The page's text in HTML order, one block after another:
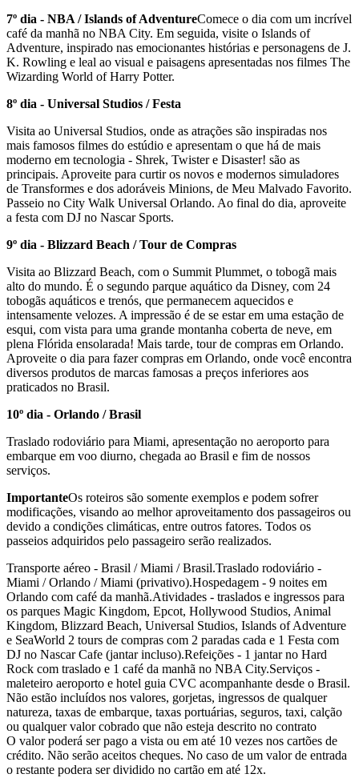
7º dia - NBA / Islands of AdventureComece o dia com um incrível
café da manhã no NBA City. Em seguida, visite o Islands of
Adventure, inspirado nas emocionantes histórias e personagens de J.
K. Rowling e leal ao visual e paisagens apresentadas nos filmes The
Wizarding World of Harry Potter.
8º dia - Universal Studios / Festa
Visita ao Universal Studios, onde as atrações são inspiradas nos
mais famosos filmes do estúdio e apresentam o que há de mais
moderno em tecnologia - Shrek, Twister e Disaster! são as
principais. Aproveite para curtir os novos e modernos simuladores
de Transformes e dos adoráveis Minions, de Meu Malvado Favorito.
Passeio no City Walk Universal Orlando. Ao final do dia, aproveite
a festa com DJ no Nascar Sports.
9º dia - Blizzard Beach / Tour de Compras
Visita ao Blizzard Beach, com o Summit Plummet, o tobogã mais
alto do mundo. É o segundo parque aquático da Disney, com 24
tobogãs aquáticos e trenós, que permanecem aquecidos e
intensamente velozes. A impressão é de se estar em uma estação de
esqui, com vista para uma grande montanha coberta de neve, em
plena Flórida ensolarada! Mais tarde, tour de compras em Orlando.
Aproveite o dia para fazer compras em Orlando, onde você encontra
diversos produtos de marcas famosas a preços inferiores aos
praticados no Brasil.
10º dia - Orlando / Brasil
Traslado rodoviário para Miami, apresentação no aeroporto para
embarque em voo diurno, chegada ao Brasil e fim de nossos
serviços.
ImportanteOs roteiros são somente exemplos e podem sofrer
modificações, visando ao melhor aproveitamento dos passageiros ou
devido a condições climáticas, entre outros fatores. Todos os
passeios adquiridos pelo passageiro serão realizados.
Transporte aéreo - Brasil / Miami / Brasil.Traslado rodoviário -
Miami / Orlando / Miami (privativo).Hospedagem - 9 noites em
Orlando com café da manhã.Atividades - traslados e ingressos para
os parques Magic Kingdom, Epcot, Hollywood Studios, Animal
Kingdom, Blizzard Beach, Universal Studios, Islands of Adventure
e SeaWorld 2 tours de compras com 2 paradas cada e 1 Festa com
DJ no Nascar Cafe (jantar incluso).Refeições - 1 jantar no Hard
Rock com traslado e 1 café da manhã no NBA City.Serviços -
maleteiro aeroporto e hotel guia CVC acompanhante desde o Brasil.
Não estão incluídos nos valores, gorjetas, ingressos de qualquer
natureza, taxas de embarque, taxas portuárias, seguros, taxi, calção
ou qualquer valor cobrado que não esteja descrito no contrato
O valor poderá ser pago a vista ou em até 10 vezes nos cartões de
crédito. Não serão aceitos cheques. No caso de um valor de entrada
o restante podera ser dividido no cartão em até 12x.